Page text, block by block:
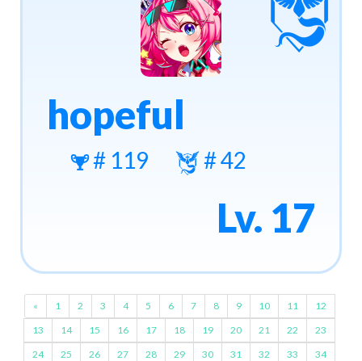
hopeful
# 119 # 42
Lv. 17
« 1 2 3 4 5 6 7 8 9 10 11
12
13
14 15 16 17 18 19 20 21 22
23
24
25 26 27 28 29 30 31 32 33
34